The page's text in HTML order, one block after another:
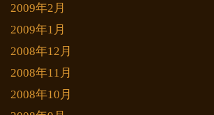
2009年2月
2009年1月
2008年12月
2008年11月
2008年10月